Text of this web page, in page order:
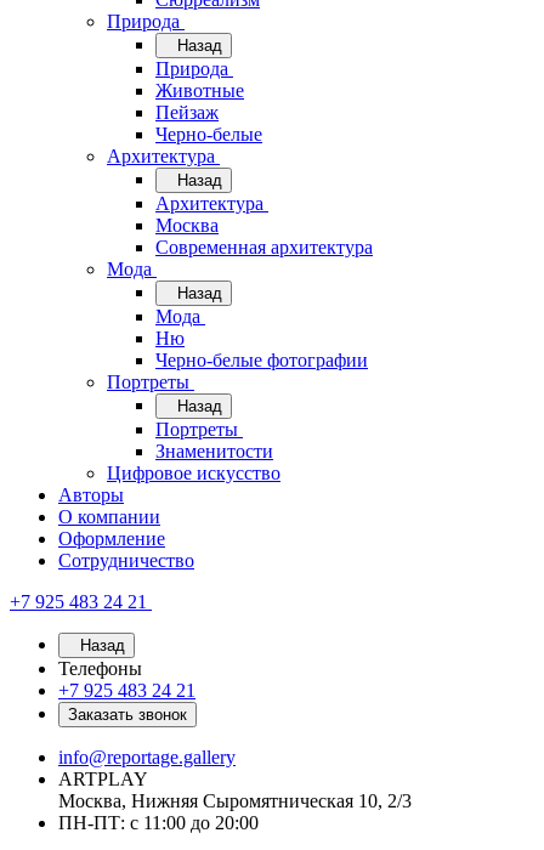
Природа
Назад
Природа
Животные
Пейзаж
Черно-белые
Архитектура
Назад
Архитектура
Москва
Современная архитектура
Мода
Назад
Мода
Ню
Черно-белые фотографии
Портреты
Назад
Портреты
Знаменитости
Цифровое искусство
Авторы
О компании
Оформление
Сотрудничество
+7 925 483 24 21
Назад
Телефоны
+7 925 483 24 21
Заказать звонок
info@reportage.gallery
ARTPLAY
Москва, Нижняя Сыромятническая 10, 2/3
ПН-ПТ: с 11:00 до 20:00